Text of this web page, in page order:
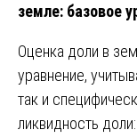
земле: базовое
Оценка доли в
уравнение,
так и
ликвидность доли: